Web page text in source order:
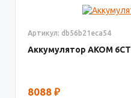
Артикул: db56b21eca54
Аккумулятор AКОМ 6СТ
8088 ₽